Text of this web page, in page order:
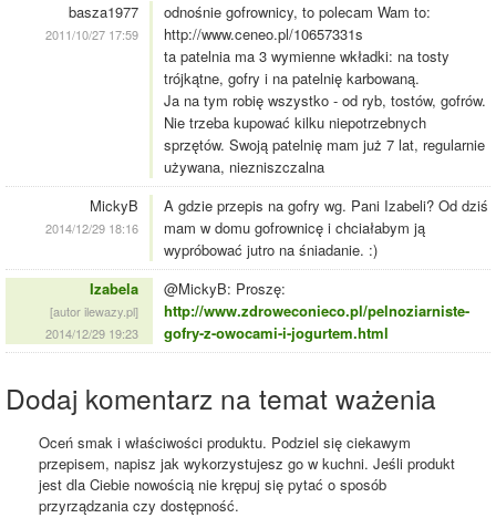
basza1977
2011/10/27 17:59
odnośnie gofrownicy, to polecam Wam to:
http://www.ceneo.pl/10657331s
ta patelnia ma 3 wymienne wkładki: na tosty
trójkątne, gofry i na patelnię karbowaną.
Ja na tym robię wszystko - od ryb, tostów, gofrów.
Nie trzeba kupować kilku niepotrzebnych
sprzętów. Swoją patelnię mam już 7 lat, regularnie
używana, niezniszczalna
MickyB
2014/12/29 18:16
A gdzie przepis na gofry wg. Pani Izabeli? Od dziś
mam w domu gofrownicę i chciałabym ją
wypróbować jutro na śniadanie. :)
Izabela
[autor ilewazy.pl]
2014/12/29 19:23
@MickyB: Proszę:
http://www.zdroweconieco.pl/pelnoziarniste-
gofry-z-owocami-i-jogurtem.html
Dodaj komentarz na temat ważenia
Oceń smak i właściwości produktu. Podziel się ciekawym
przepisem, napisz jak wykorzystujesz go w kuchni. Jeśli produkt
jest dla Ciebie nowością nie krępuj się pytać o sposób
przyrządzania czy dostępność.